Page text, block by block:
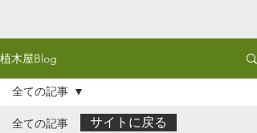
植木屋Blog
全ての記事
全ての記事
サイトに戻る